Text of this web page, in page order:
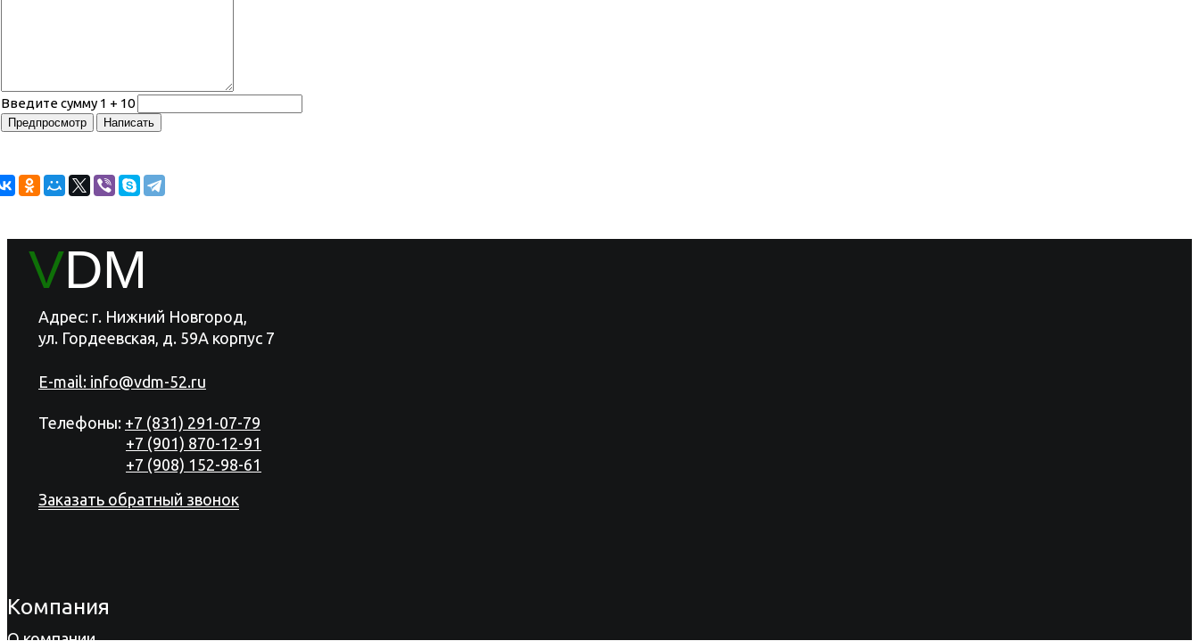
Введите сумму 1 + 10
VDM
Адрес: г. Нижний Новгород,
ул. Гордеевская, д. 59А корпус 7
E-mail: info@vdm-52.ru
Телефоны: +7 (831) 291-07-79
+7 (901) 870-12-91
+7 (908) 152-98-61
Заказать обратный звонок
Компания